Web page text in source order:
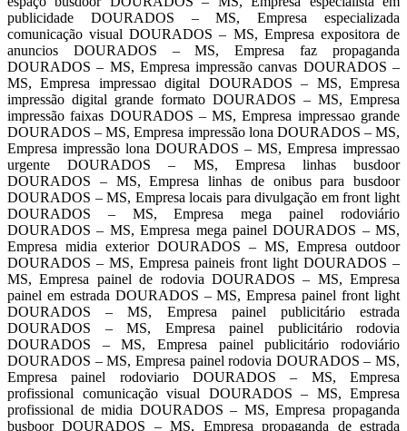
publicidade DOURADOS – MS, Empresa especializada
comunicação visual DOURADOS – MS, Empresa expositora de
anuncios DOURADOS – MS, Empresa faz propaganda
DOURADOS – MS, Empresa impressão canvas DOURADOS –
MS, Empresa impressao digital DOURADOS – MS, Empresa
impressão digital grande formato DOURADOS – MS, Empresa
impressão faixas DOURADOS – MS, Empresa impressao grande
DOURADOS – MS, Empresa impressão lona DOURADOS – MS,
Empresa impressão lona DOURADOS – MS, Empresa impressao
urgente DOURADOS – MS, Empresa linhas busdoor
DOURADOS – MS, Empresa linhas de onibus para busdoor
DOURADOS – MS, Empresa locais para divulgação em front light
DOURADOS – MS, Empresa mega painel rodoviário
DOURADOS – MS, Empresa mega painel DOURADOS – MS,
Empresa midia exterior DOURADOS – MS, Empresa outdoor
DOURADOS – MS, Empresa paineis front light DOURADOS –
MS, Empresa painel de rodovia DOURADOS – MS, Empresa
painel em estrada DOURADOS – MS, Empresa painel front light
DOURADOS – MS, Empresa painel publicitário estrada
DOURADOS – MS, Empresa painel publicitário rodovia
DOURADOS – MS, Empresa painel publicitário rodoviário
DOURADOS – MS, Empresa painel rodovia DOURADOS – MS,
Empresa painel rodoviario DOURADOS – MS, Empresa
profissional comunicação visual DOURADOS – MS, Empresa
profissional de midia DOURADOS – MS, Empresa propaganda
busboor DOURADOS – MS, Empresa propaganda de estrada